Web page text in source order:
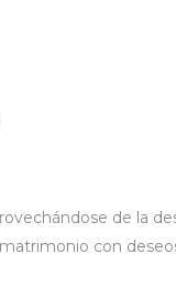
de la
con